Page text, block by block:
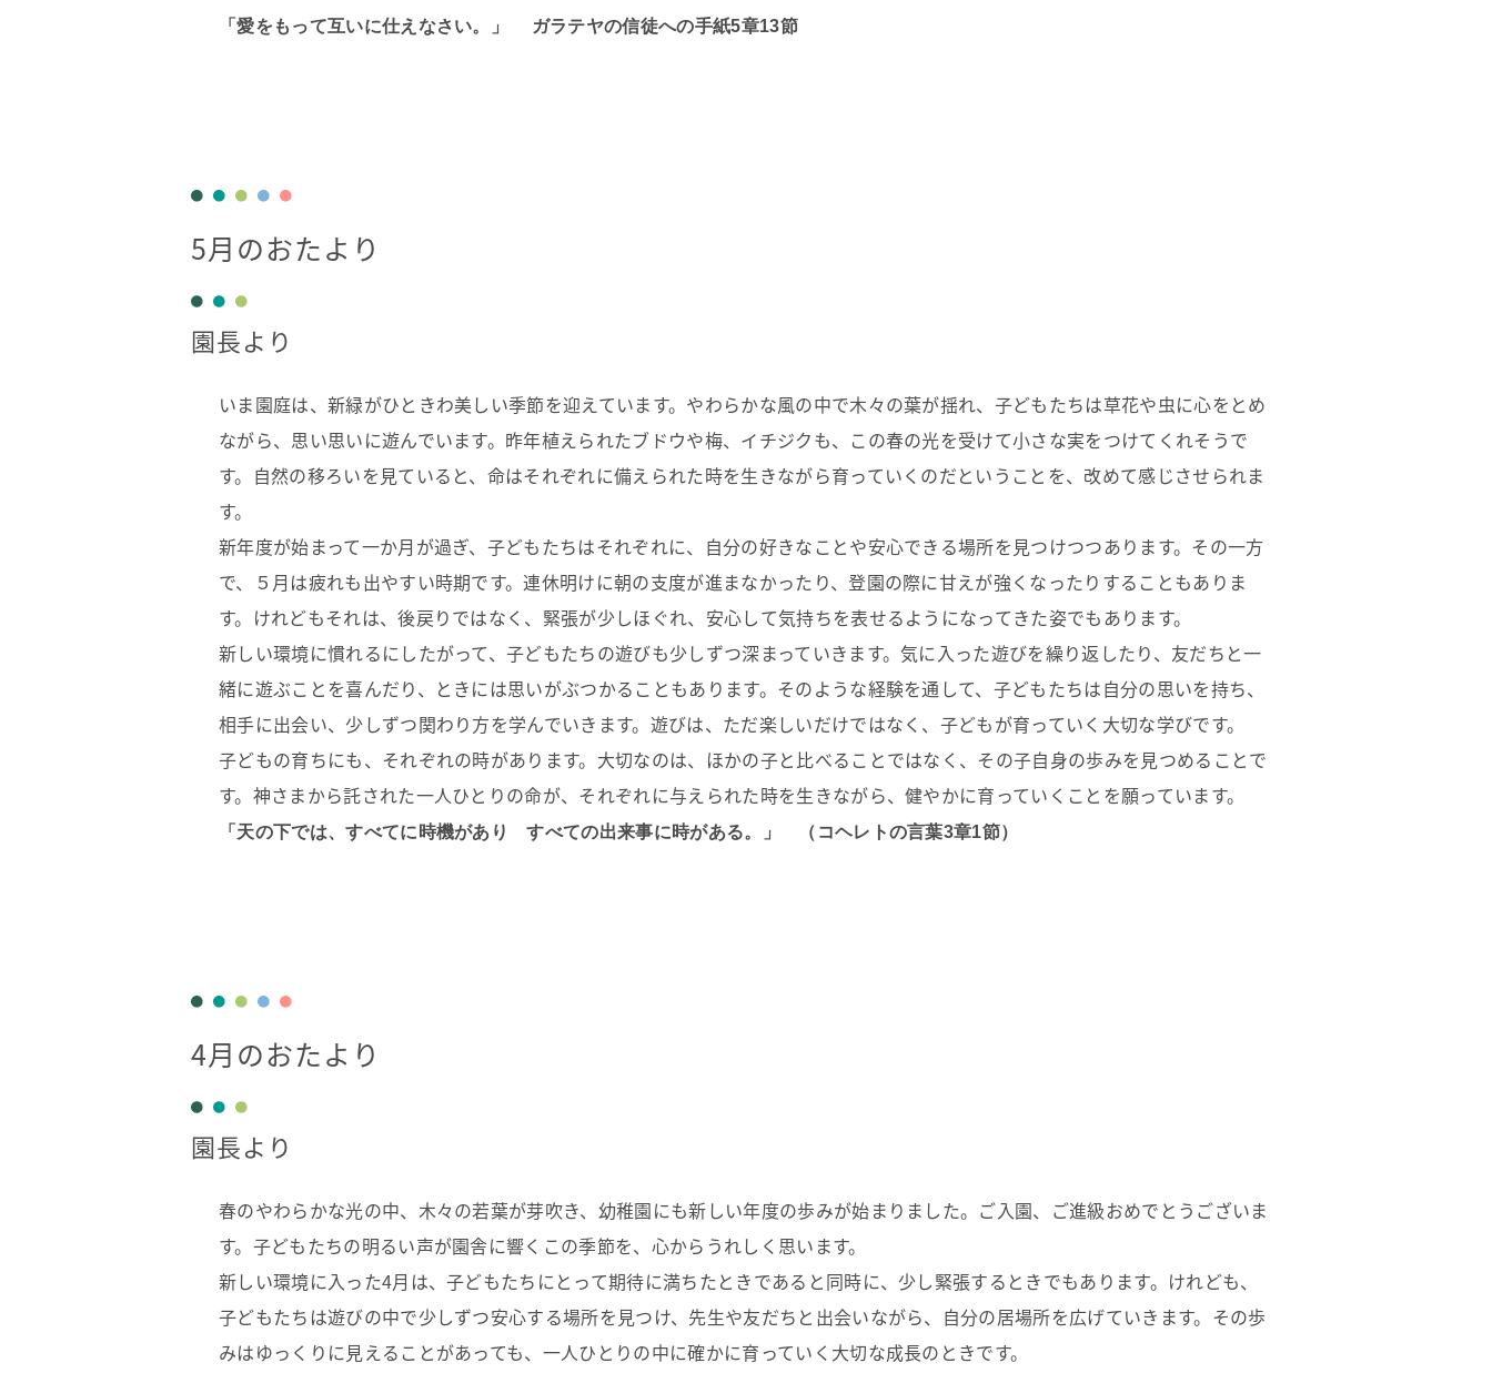
「愛をもって互いに仕えなさい。」 ガラテヤの信徒への手紙5章13節
5月のおたより
園長より
いま園庭は、新緑がひときわ美しい季節を迎えています。やわらかな風の中で木々の葉が揺れ、子どもたちは草花や虫に心をとめ
ながら、思い思いに遊んでいます。昨年植えられたブドウや梅、イチジクも、この春の光を受けて小さな実をつけてくれそうで
す。自然の移ろいを見ていると、命はそれぞれに備えられた時を生きながら育っていくのだということを、改めて感じさせられま
す。
新年度が始まって一か月が過ぎ、子どもたちはそれぞれに、自分の好きなことや安心できる場所を見つけつつあります。その一方
で、５月は疲れも出やすい時期です。連休明けに朝の支度が進まなかったり、登園の際に甘えが強くなったりすることもありま
す。けれどもそれは、後戻りではなく、緊張が少しほぐれ、安心して気持ちを表せるようになってきた姿でもあります。
新しい環境に慣れるにしたがって、子どもたちの遊びも少しずつ深まっていきます。気に入った遊びを繰り返したり、友だちと一
緒に遊ぶことを喜んだり、ときには思いがぶつかることもあります。そのような経験を通して、子どもたちは自分の思いを持ち、
相手に出会い、少しずつ関わり方を学んでいきます。遊びは、ただ楽しいだけではなく、子どもが育っていく大切な学びです。
子どもの育ちにも、それぞれの時があります。大切なのは、ほかの子と比べることではなく、その子自身の歩みを見つめることで
す。神さまから託された一人ひとりの命が、それぞれに与えられた時を生きながら、健やかに育っていくことを願っています。
「天の下では、すべてに時機があり すべての出来事に時がある。」 （コヘレトの言葉3章1節）
4月のおたより
園長より
春のやわらかな光の中、木々の若葉が芽吹き、幼稚園にも新しい年度の歩みが始まりました。ご入園、ご進級おめでとうございま
す。子どもたちの明るい声が園舎に響くこの季節を、心からうれしく思います。
新しい環境に入った4月は、子どもたちにとって期待に満ちたときであると同時に、少し緊張するときでもあります。けれども、
子どもたちは遊びの中で少しずつ安心する場所を見つけ、先生や友だちと出会いながら、自分の居場所を広げていきます。その歩
みはゆっくりに見えることがあっても、一人ひとりの中に確かに育っていく大切な成長のときです。